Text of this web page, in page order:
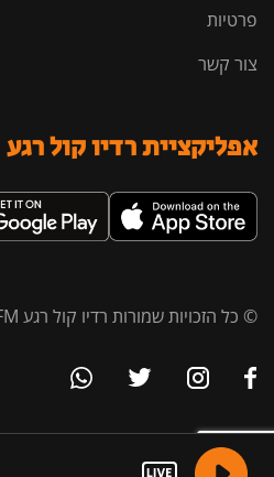
פרטיות
צור קשר
אפליקציית רדיו קול רגע
© כל הזכויות שמורות רדיו קול רגע 96FM 91.5FM